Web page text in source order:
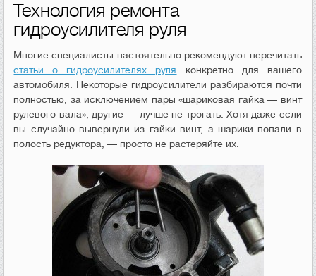
Технология ремонта
гидроусилителя руля
Многие специалисты настоятельно рекомендуют перечитать
статьи о гидроусилителях руля конкретно для вашего
автомобиля. Некоторые гидроусилители разбираются почти
полностью, за исключением пары «шариковая гайка — винт
рулевого вала», другие — лучше не трогать. Хотя даже если
вы случайно вывернули из гайки винт, а шарики попали в
полость редуктора, — просто не растеряйте их.